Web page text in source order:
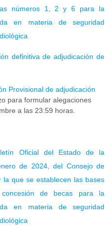
números 1, 2 y 6 para la
en materia de seguridad
definitiva de adjudicación de
Provisional de adjudicación
para formular alegaciones
a las 23:59 horas.
Oficial del Estado de la
de 2024, del Consejo de
la que se establecen las bases
de becas para la
en materia de seguridad